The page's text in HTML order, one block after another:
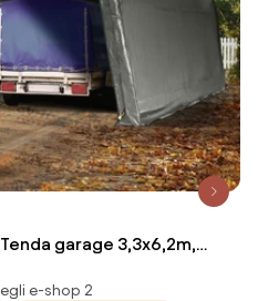
Tenda garage 3,3x6,2m,
- (8065)
e-shop 2